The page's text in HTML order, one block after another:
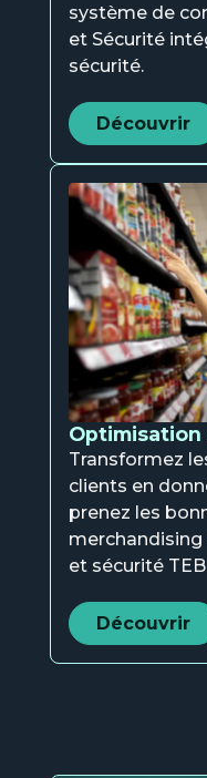
système de
et Sécurité
sécurité.
Découvrir
Transformez
clients en
prenez les
et sécurité
Découvrir